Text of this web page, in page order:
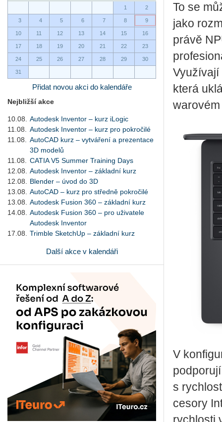
1
2
3 4 5 6 7 8 9
10 11 12 13 14 15 16
17 18 19 20 21 22 23
24 25 26 27 28 29 30
31
Přidat novou akci do kalendáře
Nejbližší akce
10.08.
Autodesk Inventor – kurz iLogic
11.08.
Autodesk Inventor – kurz pro pokročilé
11.08.
AutoCAD kurz – vytváření a prezentace
3D modelů
11.08.
CATIA V5 Summer Training Days
12.08.
Autodesk Inventor – základní kurz
12.08.
Blender – úvod do 3D
13.08.
AutoCAD – kurz pro středně pokročilé
13.08.
Autodesk Fusion 360 – základní kurz
14.08.
Autodesk Fusion 360 – pro uživatele
Autodesk Inventor
17.08.
Trimble SketchUp – základní kurz
Další akce v kalendáři
To se
jako
právě
Vy­u­ží­va­jí
která
V
s
ce­so­ry